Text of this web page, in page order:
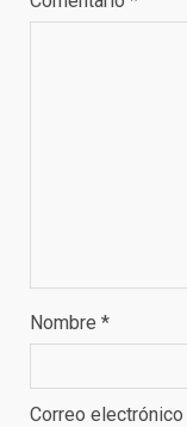
Nombre *
Correo electrónico